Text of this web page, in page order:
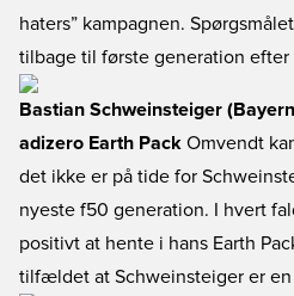
haters” kampagnen.
tilbage til første generation efter
Bastian Schweinsteiger
adizero Earth Pack Omvendt
det ikke er på tide for
nyeste f50 generation. I hvert
positivt at hente i hans Earth
tilfældet at Schweinsteiger er en